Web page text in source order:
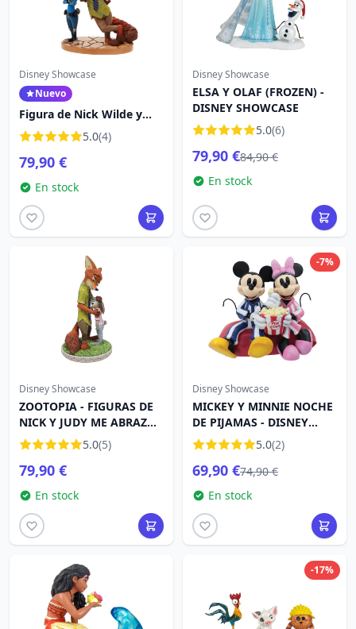
Disney Showcase
Nuevo
Figura de Nick Wilde y
Judy Hopps – Zootopia -
Colección Disney
Showcase
5.0(4)
79,90 €
En stock
Disney Showcase
ELSA Y OLAF (FROZEN) -
DISNEY SHOWCASE
5.0(6)
79,90 €84,90 €
En stock
Disney Showcase
ZOOTOPIA - FIGURAS DE
NICK Y JUDY ME ABRAZAN
- DISNEY SHOWCASE
5.0(5)
79,90 €
En stock
-7%
Disney Showcase
MICKEY Y MINNIE NOCHE
DE PIJAMAS - DISNEY
SHOWCASE 5.0(2)
69,90 €74,90 €
En stock
-17%